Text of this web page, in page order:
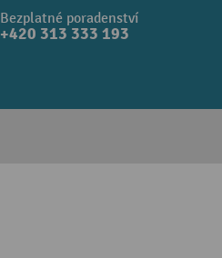
Bezplatné poradenství
+420 313 333 193